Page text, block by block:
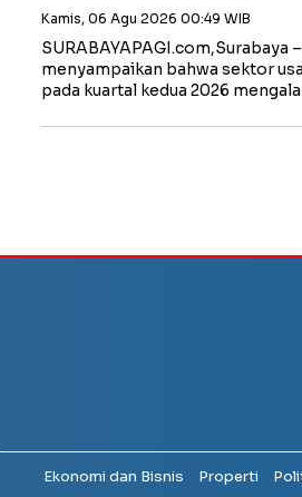
Kamis, 06 Agu 2026 00:49 WIB
SURABAYAPAGI.com,Surabaya
menyampaikan bahwa sektor
pada kuartal kedua 2026
Ekonomi dan Bisnis Properti